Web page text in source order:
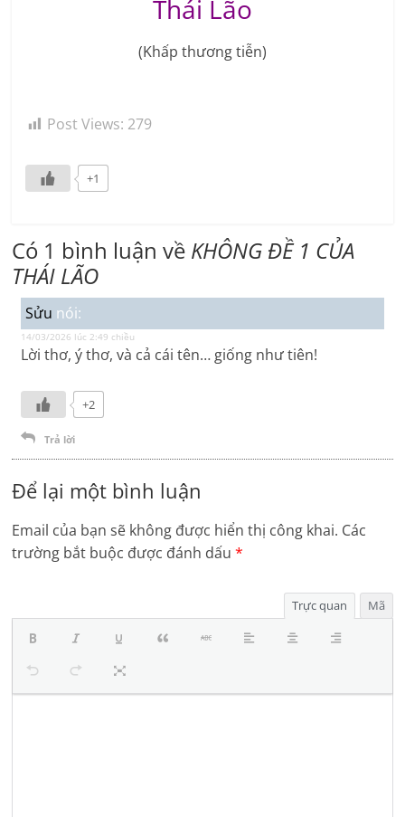
Thái Lão
(Khấp thương tiễn)
Post Views: 279
+1
Có 1 bình luận về KHÔNG ĐỀ 1 CỦA
THÁI LÃO
Sửu nói:
14/03/2026 lúc 2:49 chiều
Lời thơ, ý thơ, và cả cái tên… giống như tiên!
+2
Trả lời
Để lại một bình luận
Email của bạn sẽ không được hiển thị công khai. Các
trường bắt buộc được đánh dấu*
Trực quan Mã